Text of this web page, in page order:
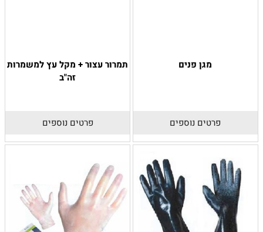
מגן פנים
פרטים נוספים
תמרור עצור + מקל עץ למשמרות
זה"ב
פרטים נוספים